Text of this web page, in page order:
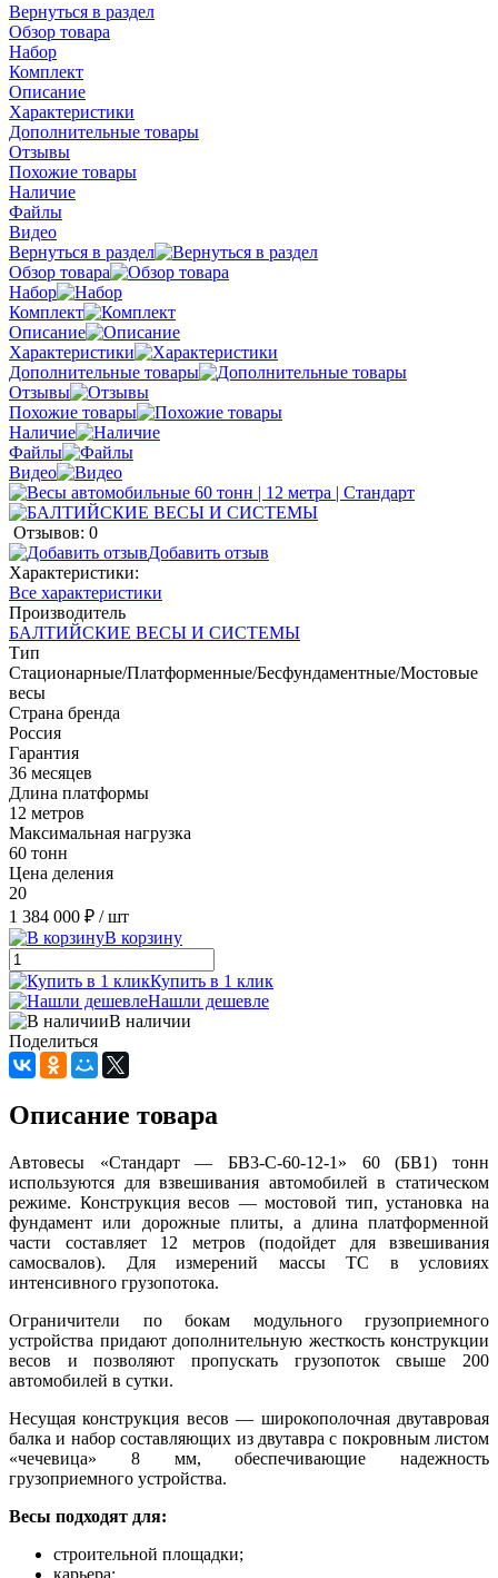
Вернуться в раздел
Обзор товара
Набор
Комплект
Описание
Характеристики
Дополнительные товары
Отзывы
Похожие товары
Наличие
Файлы
Видео
Вернуться в раздел
Обзор товара
Набор
Комплект
Описание
Характеристики
Дополнительные товары
Отзывы
Похожие товары
Наличие
Файлы
Видео
Отзывов: 0
Добавить отзыв
Характеристики:
Все характеристики
Производитель
БАЛТИЙСКИЕ ВЕСЫ И СИСТЕМЫ
Тип
Стационарные/Платформенные/Бесфундаментные/Мостовые
весы
Страна бренда
Россия
Гарантия
36 месяцев
Длина платформы
12 метров
Максимальная нагрузка
60 тонн
Цена деления
20
1 384 000 ₽ / шт
В корзину
Купить в 1 клик
Нашли дешевле
В наличии
Поделиться
Описание товара
Автовесы «Стандарт — БВ3-С-60-12-1» 60 (БВ1) тонн
используются для взвешивания автомобилей в статическом
режиме. Конструкция весов — мостовой тип, установка на
фундамент или дорожные плиты, а длина платформенной
части составляет 12 метров (подойдет для взвешивания
самосвалов). Для измерений массы ТС в условиях
интенсивного грузопотока.
Ограничители по бокам модульного грузоприемного
устройства придают дополнительную жесткость конструкции
весов и позволяют пропускать грузопоток свыше 200
автомобилей в сутки.
Несущая конструкция весов — широкополочная двутавровая
балка и набор составляющих из двутавра с покровным листом
«чечевица» 8 мм, обеспечивающие надежность
грузоприемного устройства.
Весы подходят для:
строительной площадки;
карьера;